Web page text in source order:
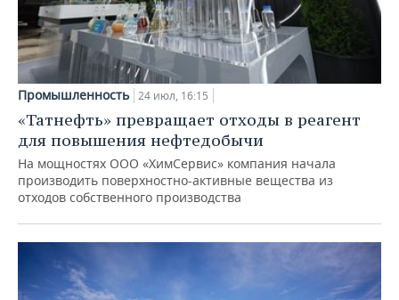
Промышленность 24 июл, 16:15
«Татнефть» превращает отходы в реагент
для повышения нефтедобычи
На мощностях ООО «ХимСервис» компания начала
производить поверхностно-активные вещества из
отходов собственного производства